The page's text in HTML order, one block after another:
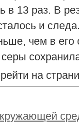
в 13 раз. В
и
чем в его
на